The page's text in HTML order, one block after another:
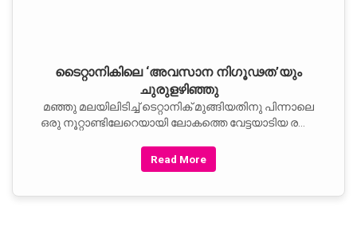
ടൈറ്റാനികിലെ ‘അവസാന നിഗൂഢത’യും
ചുരുളഴിഞ്ഞു
മഞ്ഞു മലയിലിടിച്ച് ടെറ്റാനിക് മുങ്ങിയതിനു പിന്നാലെ
ഒരു നൂറ്റാണ്ടിലേറെയായി ലോകത്തെ വേട്ടയാടിയ രണ്ടു
Read More